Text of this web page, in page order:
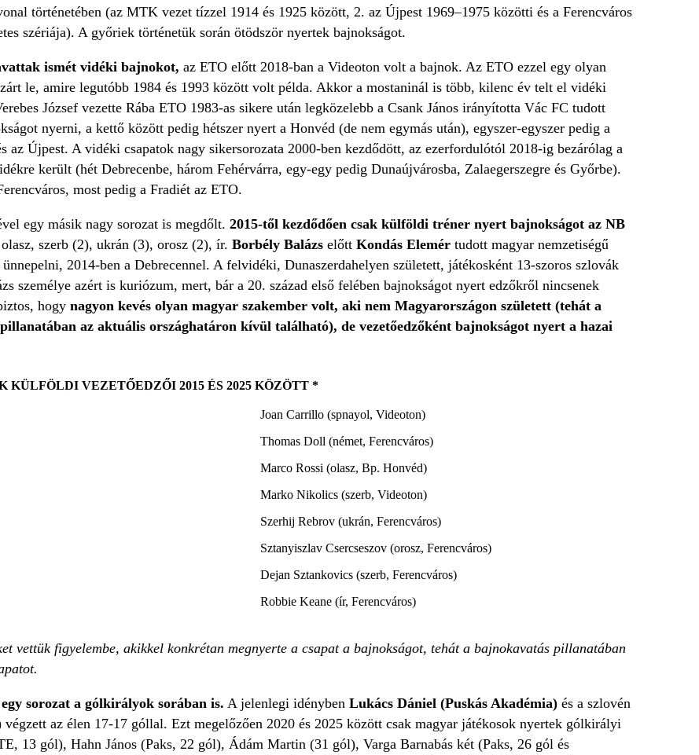
történetében (az MTK vezet tízzel 1914 és 1925 között, 2. az Újpest 1969–1975 közötti és a Ferencváros
szériája). A győriek történetük során ötödször nyertek bajnokságot.
ismét vidéki bajnokot, az ETO előtt 2018-ban a Videoton volt a bajnok. Az ETO ezzel egy olyan
le, amire legutóbb 1984 és 1993 között volt példa. Akkor a mostaninál is több, kilenc év telt el vidéki
József vezette Rába ETO 1983-as sikere után legközelebb a Csank János irányította Vác FC tudott
nyerni, a kettő között pedig hétszer nyert a Honvéd (de nem egymás után), egyszer-egyszer pedig a
az Újpest. A vidéki csapatok nagy sikersorozata 2000-ben kezdődött, az ezerfordulótól 2018-ig bezárólag a
került (hét Debrecenbe, három Fehérvárra, egy-egy pedig Dunaújvárosba, Zalaegerszegre és Győrbe).
most pedig a Fradiét az ETO.
egy másik nagy sorozat is megdőlt. 2015-től kezdődően csak külföldi tréner nyert bajnokságot az NB
szerb (2), ukrán (3), orosz (2), ír. Borbély Balázselőtt Kondás Elemértudott magyar nemzetiségű
2014-ben a Debrecennel. A felvidéki, Dunaszerdahelyen született, játékosként 13-szoros szlovák
személye azért is kuriózum, mert, bár a 20. század első felében bajnokságot nyert edzőkről nincsenek
hogy nagyon kevés olyan magyar szakember volt, aki nem Magyarországon született (tehát a
pillanatában az aktuális országhatáron kívül található), de vezetőedzőként bajnokságot nyert a hazai
Joan Carrillo (spnayol, Videoton)
Thomas Doll (német, Ferencváros)
Marco Rossi (olasz, Bp. Honvéd)
Marko Nikolics (szerb, Videoton)
Szerhij Rebrov (ukrán, Ferencváros)
Sztanyiszlav Csercseszov (orosz, Ferencváros)
Dejan Sztankovics (szerb, Ferencváros)
Robbie Keane (ír, Ferencváros)
KÜLFÖLDI VEZETŐEDZŐI 2015 ÉS 2025 KÖZÖTT *
vettük figyelembe, akikkel konkrétan megnyerte a csapat a bajnokságot, tehát a bajnokavatás pillanatában
sorozat a gólkirályok sorában is. A jelenlegi idényben Lukács Dániel (Puskás Akadémia) és a szlovén
végzett az élen 17-17 góllal. Ezt megelőzően 2020 és 2025 között csak magyar játékosok nyertek gólkirályi
13 gól), Hahn János (Paks, 22 gól), Ádám Martin (31 gól), Varga Barnabás két (Paks, 26 gól és